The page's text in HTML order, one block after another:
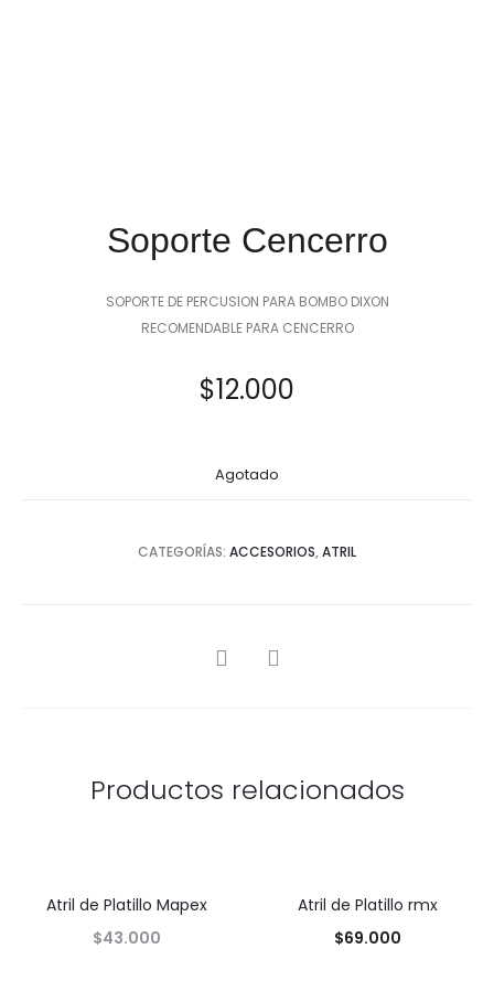
Soporte Cencerro
SOPORTE DE PERCUSION PARA BOMBO DIXON
RECOMENDABLE PARA CENCERRO
$12.000
Agotado
CATEGORÍAS: ACCESORIOS, ATRIL
SHARE
Productos relacionados
Atril de Platillo Mapex
$43.000
Atril de Platillo rmx
$69.000